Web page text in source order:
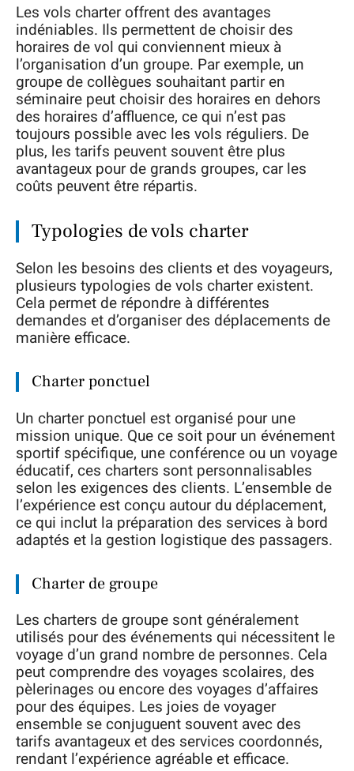
Les vols charter offrent des avantages
indéniables. Ils permettent de choisir des
horaires de vol qui conviennent mieux à
l’organisation d’un groupe. Par exemple, un
groupe de collègues souhaitant partir en
séminaire peut choisir des horaires en dehors
des horaires d’affluence, ce qui n’est pas
toujours possible avec les vols réguliers. De
plus, les tarifs peuvent souvent être plus
avantageux pour de grands groupes, car les
coûts peuvent être répartis.
Typologies de vols charter
Selon les besoins des clients et des voyageurs,
plusieurs typologies de vols charter existent.
Cela permet de répondre à différentes
demandes et d’organiser des déplacements de
manière efficace.
Charter ponctuel
Un charter ponctuel est organisé pour une
mission unique. Que ce soit pour un événement
sportif spécifique, une conférence ou un voyage
éducatif, ces charters sont personnalisables
selon les exigences des clients. L’ensemble de
l’expérience est conçu autour du déplacement,
ce qui inclut la préparation des services à bord
adaptés et la gestion logistique des passagers.
Charter de groupe
Les charters de groupe sont généralement
utilisés pour des événements qui nécessitent le
voyage d’un grand nombre de personnes. Cela
peut comprendre des voyages scolaires, des
pèlerinages ou encore des voyages d’affaires
pour des équipes. Les joies de voyager
ensemble se conjuguent souvent avec des
tarifs avantageux et des services coordonnés,
rendant l’expérience agréable et efficace.